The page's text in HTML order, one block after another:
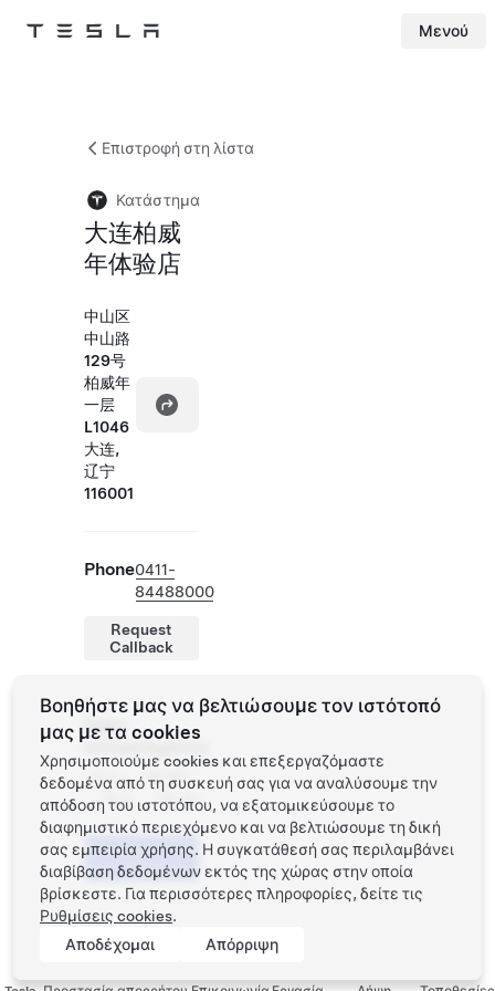
Tesla Μενού
Επιστροφή στη λίστα
Κατάστημα
大连柏威
年体验店
中山区
中山路
129号
柏威年
一层
L1046
大连,
辽宁
116001
Phone0411-
84488000
Request
Callback
Ώρες
καταστήματος
Δευ -
Κυρ
09:00 -
21:30
Προγραμματίστε
ένα Test Drive
Βοηθήστε μας να βελτιώσουμε τον ιστότοπό
μας με τα cookies
Χρησιμοποιούμε cookies και επεξεργαζόμαστε
δεδομένα από τη συσκευή σας για να αναλύσουμε την
απόδοση του ιστοτόπου, να εξατομικεύσουμε το
διαφημιστικό περιεχόμενο και να βελτιώσουμε τη δική
σας εμπειρία χρήσης. Η συγκατάθεσή σας περιλαμβάνει
διαβίβαση δεδομένων εκτός της χώρας στην οποία
βρίσκεστε. Για περισσότερες πληροφορίες, δείτε τις
Ρυθμίσεις cookies.
Αποδέχομαι
Απόρριψη